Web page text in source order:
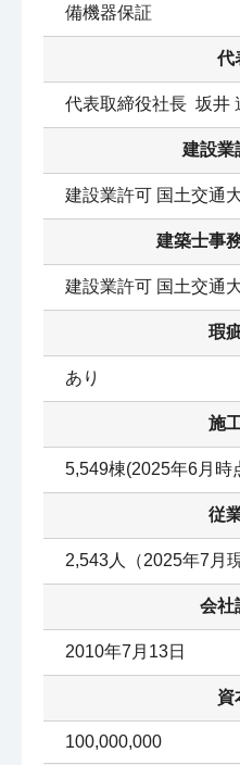
代
代表取締役社長  坂井
建設業
建設業許可 国土交通
建築士事
建設業許可 国土交通
瑕
あり
施
5,549棟(2025年6月時
従
2,543人（2025年7月
会社
2010年7月13日
資
100,000,000